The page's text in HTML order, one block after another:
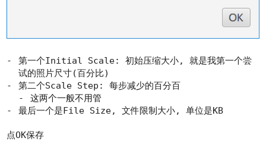
第一个Initial Scale: 初始压缩大小, 就是我第一个尝
试的照片尺寸(百分比)
第二个Scale Step: 每步减少的百分百
这两个一般不用管
最后一个是File Size, 文件限制大小, 单位是KB
点OK保存